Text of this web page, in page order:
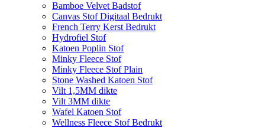
Bamboe Velvet Badstof
Canvas Stof Digitaal Bedrukt
French Terry Kerst Bedrukt
Hydrofiel Stof
Katoen Poplin Stof
Minky Fleece Stof
Minky Fleece Stof Plain
Stone Washed Katoen Stof
Vilt 1,5MM dikte
Vilt 3MM dikte
Wafel Katoen Stof
Wellness Fleece Stof Bedrukt